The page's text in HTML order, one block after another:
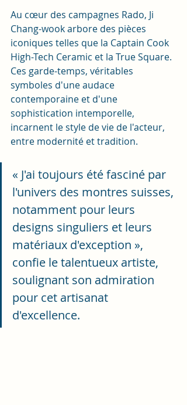
Au cœur des campagnes Rado, Ji
Chang-wook arbore des pièces
iconiques telles que la Captain Cook
High-Tech Ceramic et la True Square.
Ces garde-temps, véritables
symboles d'une audace
contemporaine et d'une
sophistication intemporelle,
incarnent le style de vie de l'acteur,
entre modernité et tradition.
« J'ai toujours été fasciné par
l'univers des montres suisses,
notamment pour leurs
designs singuliers et leurs
matériaux d'exception »,
confie le talentueux artiste,
soulignant son admiration
pour cet artisanat
d'excellence.